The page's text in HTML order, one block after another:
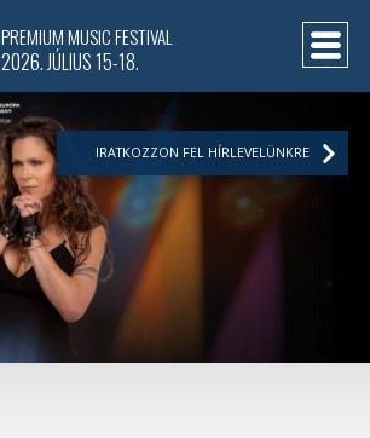
PREMIUM MUSIC FESTIVAL
2026. JÚLIUS 15-18.
IRATKOZZON FEL HÍRLEVELÜNKRE